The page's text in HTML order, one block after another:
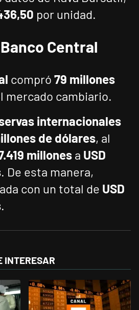
por unidad.
Central
compró 79 millones
mercado cambiario.
internacionales
de dólares, al
millones a USD
. De esta manera,
con un total de USD
.
INTERESAR